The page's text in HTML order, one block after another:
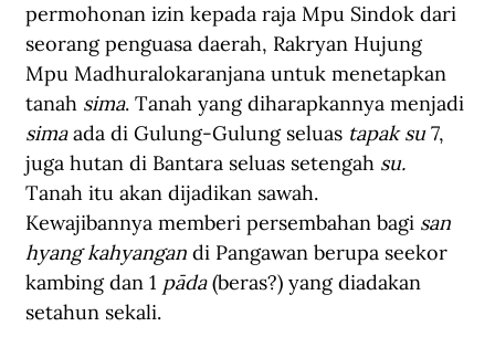
permohonan izin kepada raja Mpu Sindok dari
seorang penguasa daerah, Rakryan Hujung
Mpu Madhuralokaranjana untuk menetapkan
tanah sima. Tanah yang diharapkannya menjadi
sima ada di Gulung-Gulung seluas tapak su 7,
juga hutan di Bantara seluas setengah su.
Tanah itu akan dijadikan sawah.
Kewajibannya memberi persembahan bagi san
hyang kahyangan di Pangawan berupa seekor
kambing dan 1 pāda (beras?) yang diadakan
setahun sekali.